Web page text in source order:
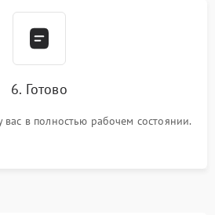
6. Готово
вас в полностью рабочем состоянии.